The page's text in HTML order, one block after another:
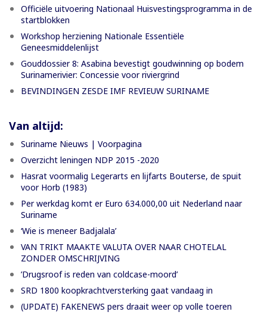
Officiële uitvoering Nationaal Huisvestingsprogramma in de
startblokken
Workshop herziening Nationale Essentiële
Geneesmiddelenlijst
Gouddossier 8: Asabina bevestigt goudwinning op bodem
Surinamerivier: Concessie voor riviergrind
BEVINDINGEN ZESDE IMF REVIEUW SURINAME
Van altijd:
Suriname Nieuws | Voorpagina
Overzicht leningen NDP 2015 -2020
Hasrat voormalig Legerarts en lijfarts Bouterse, de spuit
voor Horb (1983)
Per werkdag komt er Euro 634.000,00 uit Nederland naar
Suriname
‘Wie is meneer Badjalala’
VAN TRIKT MAAKTE VALUTA OVER NAAR CHOTELAL
ZONDER OMSCHRIJVING
’Drugsroof is reden van coldcase-moord’
SRD 1800 koopkrachtversterking gaat vandaag in
(UPDATE) FAKENEWS pers draait weer op volle toeren